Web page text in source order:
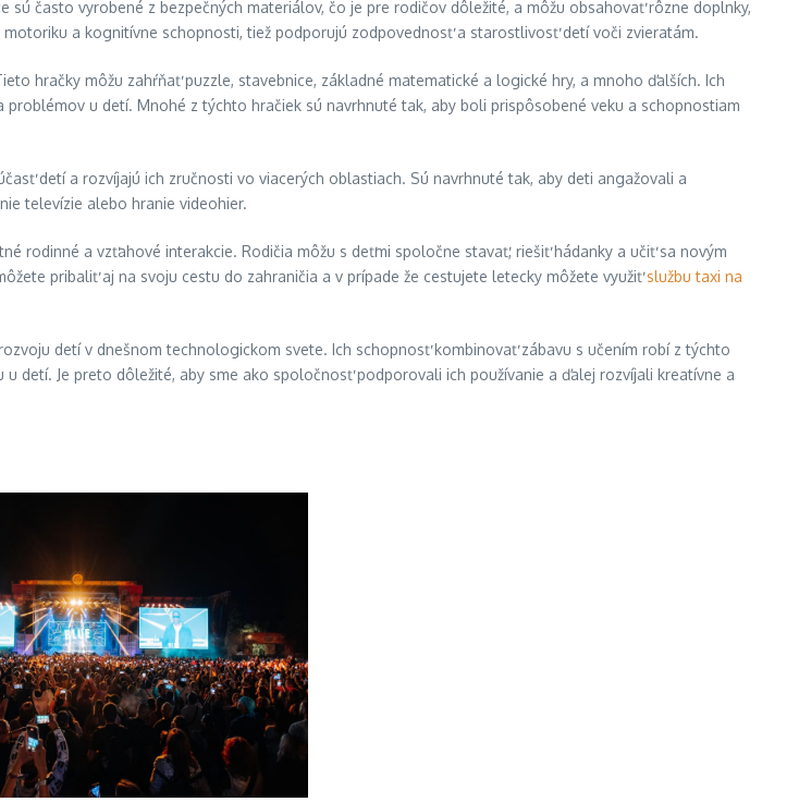
často vyrobené z bezpečných materiálov, čo je pre rodičov dôležité, a môžu obsahovať rôzne doplnky,
a kognitívne schopnosti, tiež podporujú zodpovednosť a starostlivosť detí voči zvieratám.
hračky môžu zahŕňať puzzle, stavebnice, základné matematické a logické hry, a mnoho ďalších. Ich
u detí. Mnohé z týchto hračiek sú navrhnuté tak, aby boli prispôsobené veku a schopnostiam
detí a rozvíjajú ich zručnosti vo viacerých oblastiach. Sú navrhnuté tak, aby deti angažovali a
televízie alebo hranie videohier.
rodinné a vzťahové interakcie. Rodičia môžu s deťmi spoločne stavať, riešiť hádanky a učiť sa novým
pribaliť aj na svoju cestu do zahraničia a v prípade že cestujete letecky môžete využiťslužbu taxi na
detí v dnešnom technologickom svete. Ich schopnosť kombinovať zábavu s učením robí z týchto
detí. Je preto dôležité, aby sme ako spoločnosť podporovali ich používanie a ďalej rozvíjali kreatívne a